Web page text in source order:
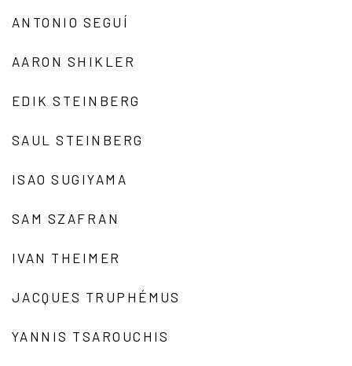
ANTONIO SEGUÍ
AARON SHIKLER
EDIK STEINBERG
SAUL STEINBERG
ISAO SUGIYAMA
SAM SZAFRAN
IVAN THEIMER
JACQUES TRUPHÉMUS
YANNIS TSAROUCHIS